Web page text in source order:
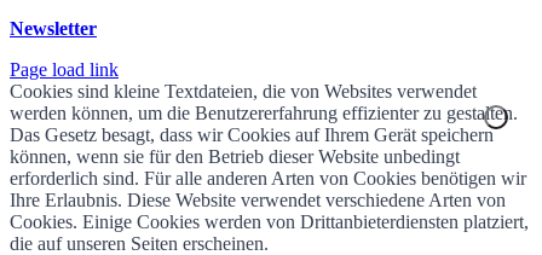
Newsletter
Page load link
Cookies sind kleine Textdateien, die von Websites verwendet
werden können, um die Benutzererfahrung effizienter zu gestalten.
Das Gesetz besagt, dass wir Cookies auf Ihrem Gerät speichern
können, wenn sie für den Betrieb dieser Website unbedingt
erforderlich sind. Für alle anderen Arten von Cookies benötigen wir
Ihre Erlaubnis. Diese Website verwendet verschiedene Arten von
Cookies. Einige Cookies werden von Drittanbieterdiensten platziert,
die auf unseren Seiten erscheinen.